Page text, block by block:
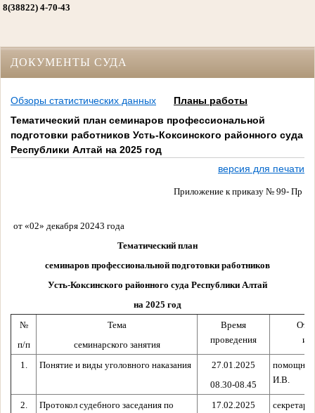
8(38822) 4-70-43
ДОКУМЕНТЫ СУДА
Обзоры статистических данных
Планы работы
Тематический план семинаров профессиональной
подготовки работников Усть-Коксинского районного суда
Республики Алтай на 2025 год
версия для печати
Приложение к приказу № 99- Пр
от «02» декабря 20243 года
Тематический план
семинаров профессиональной подготовки работников
Усть-Коксинского районного суда Республики Алтай
на 2025 год
№
п/п
Тема
семинарского занятия
Время
проведения
1. Понятие и виды уголовного наказания
27.01.2025
08.30-08.45
помощник
И.В.
2.
Протокол судебного заседания по
17.02.2025